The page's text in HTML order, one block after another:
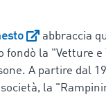
abbraccia
fondò la "Vetture
A partire dal
la